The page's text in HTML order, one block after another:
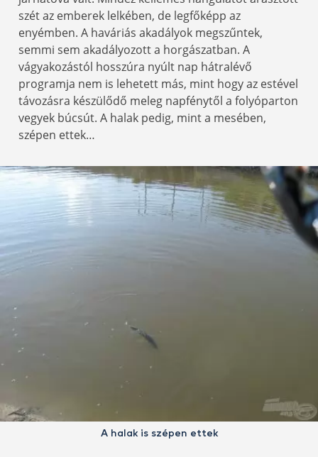
szét az emberek lelkében, de legfőképp az
enyémben. A haváriás akadályok megszűntek,
semmi sem akadályozott a horgászatban. A
vágyakozástól hosszúra nyúlt nap hátralévő
programja nem is lehetett más, mint hogy az estével
távozásra készülődő meleg napfénytől a folyóparton
vegyek búcsút. A halak pedig, mint a mesében,
szépen ettek…
A halak is szépen ettek